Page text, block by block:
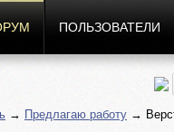
ПОЛЬЗОВАТЕЛИ
→ Предлагаю работу →